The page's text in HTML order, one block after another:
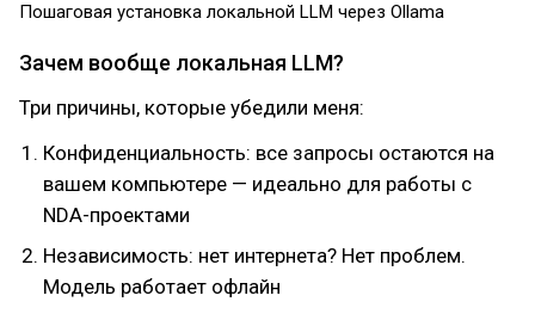
Пошаговая установка локальной LLM через Ollama
Зачем вообще локальная LLM?
Три причины, которые убедили меня:
Конфиденциальность: все запросы остаются на
вашем компьютере — идеально для работы с
NDA-проектами
Независимость: нет интернета? Нет проблем.
Модель работает офлайн